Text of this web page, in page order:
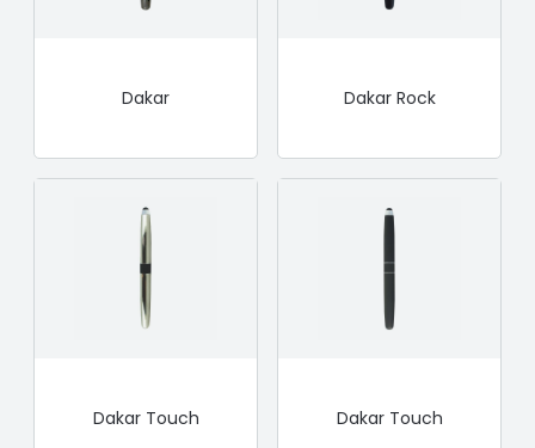
Dakar Dakar Rock
Dakar Touch Dakar Touch